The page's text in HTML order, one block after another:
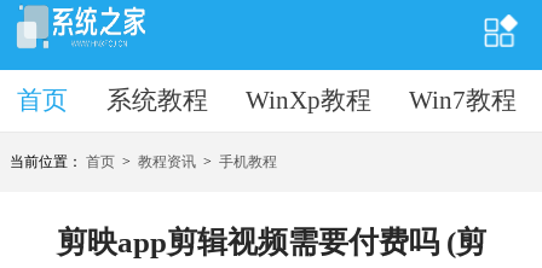
首页 系统教程 WinXp教程 Win7教程
首页
当前位置：首页 >教程资讯 >手机教程
剪映app剪辑视频需要付费吗 (剪